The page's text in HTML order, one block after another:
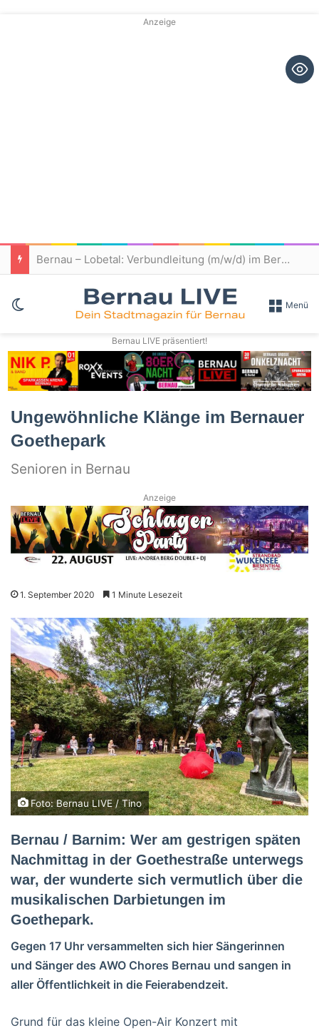
Anzeige
Bernau – Lobetal: Verbundleitung (m/w/d) im Bereich Teilhabe gesucht
Skin umschalten Menü
Bernau LIVE präsentiert!
Ungewöhnliche Klänge im Bernauer
Goethepark
Senioren in Bernau
Anzeige
1. September 2020 1 Minute Lesezeit
Foto: Bernau LIVE / Tino
Bernau / Barnim: Wer am gestrigen späten
Nachmittag in der Goethestraße unterwegs
war, der wunderte sich vermutlich über die
musikalischen Darbietungen im
Goethepark.
Gegen 17 Uhr versammelten sich hier Sängerinnen
und Sänger des AWO Chores Bernau und sangen in
aller Öffentlichkeit in die Feierabendzeit.
Grund für das kleine Open-Air Konzert mit